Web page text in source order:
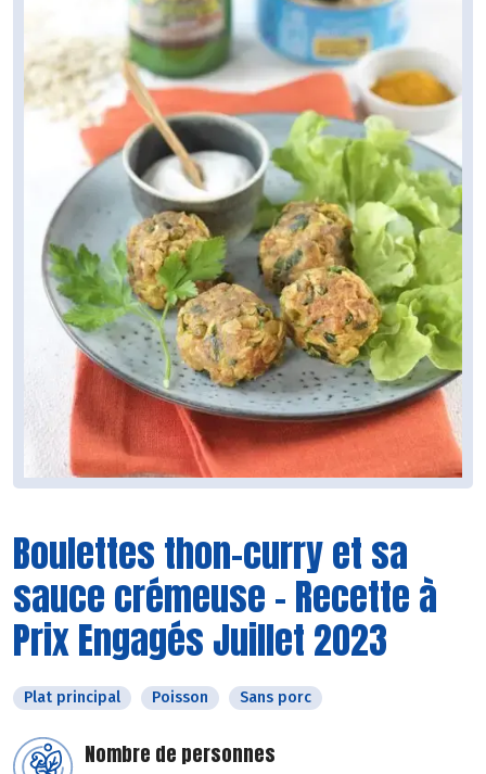
Boulettes thon-curry et sa
sauce crémeuse - Recette à
Prix Engagés Juillet 2023
Plat principal Poisson Sans porc
Nombre de personnes